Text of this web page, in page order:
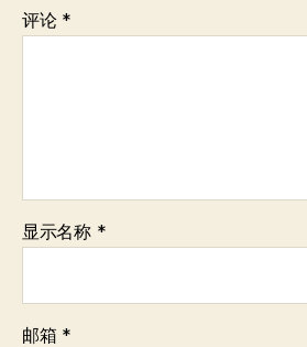
评论 *
显示名称 *
邮箱 *